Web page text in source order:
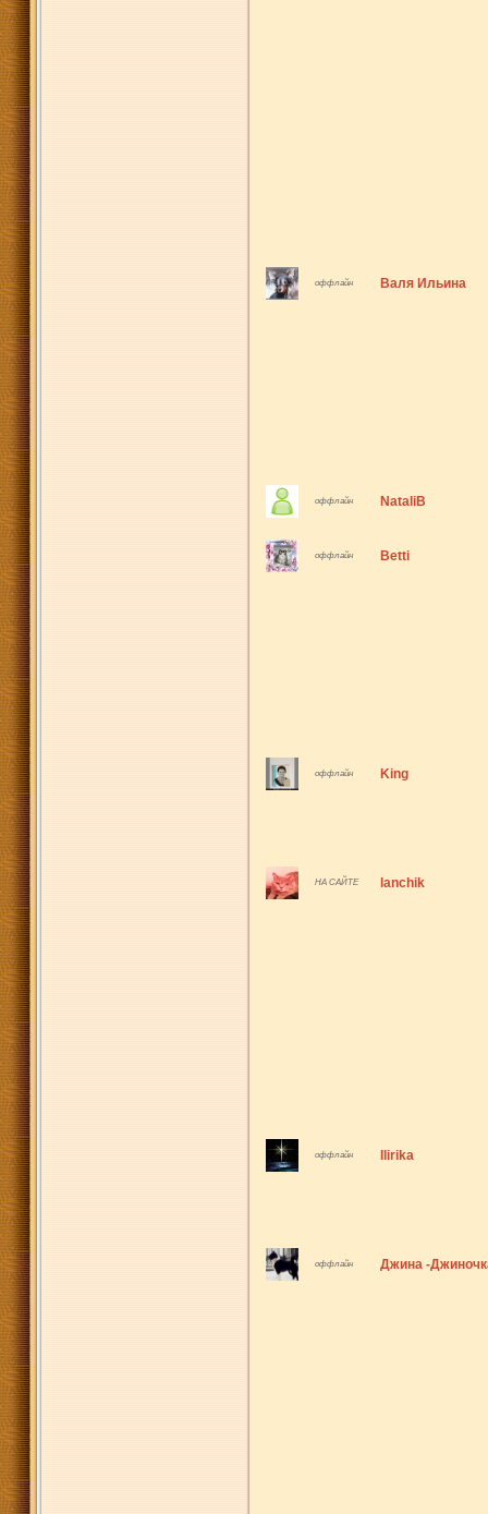
оффлайн Валя Ильина
оффлайн NataliB
оффлайн Betti
оффлайн King
НА САЙТЕ lanchik
оффлайн Ilirika
оффлайн Джина -